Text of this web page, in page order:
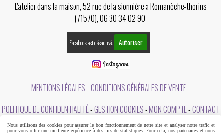
L'atelier dans la maison, 52 rue de la sionnière à Romanèche-thorins
(71570), 06 30 34 02 90
Facebook est désactivé. Autoriser
MENTIONS LÉGALES CONDITIONS GÉNÉRALES DE VENTE
POLITIQUE DE CONFIDENTIALITÉ GESTION COOKIES MON COMPTE CONTACT
Nous utilisons des cookies pour assurer le bon fonctionnement de notre site et analyser notre trafic et
pour vous offrir une meilleure expérience à des fins de statistiques. Pour cela, nos partenaires et nous